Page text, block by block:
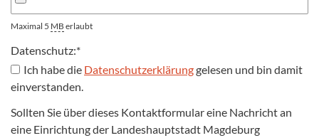
Maximal 5 MB erlaubt
Datenschutz:*
Ich habe die Datenschutzerklärunggelesen und bin damit
einverstanden.
Sollten Sie über dieses Kontaktformular eine Nachricht an
eine Einrichtung der Landeshauptstadt Magdeburg